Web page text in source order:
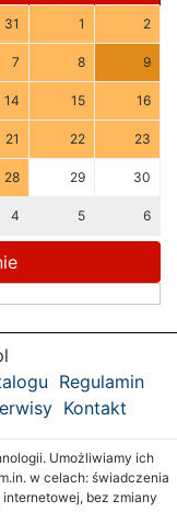
31 1 2
7 8 9
14 15 16
21 22 23
28 29 30
4 5 6
Regulamin
Kontakt
Umożliwiamy ich
w celach: świadczenia
bez zmiany